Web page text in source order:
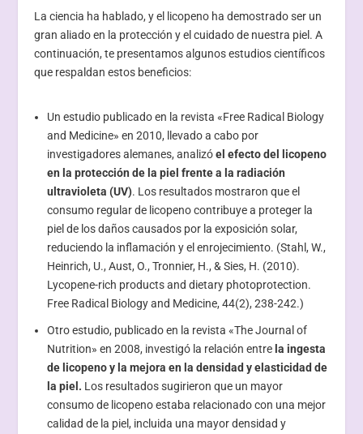
La ciencia ha hablado, y el licopeno ha demostrado ser un
gran aliado en la protección y el cuidado de nuestra piel. A
continuación, te presentamos algunos estudios científicos
que respaldan estos beneficios:
Un estudio publicado en la revista «Free Radical Biology
and Medicine» en 2010, llevado a cabo por
investigadores alemanes, analizóel efecto del licopeno
en la protección de la piel frente a la radiación
ultravioleta (UV). Los resultados mostraron que el
consumo regular de licopeno contribuye a proteger la
piel de los daños causados por la exposición solar,
reduciendo la inflamación y el enrojecimiento. (Stahl, W.,
Heinrich, U., Aust, O., Tronnier, H., & Sies, H. (2010).
Lycopene-rich products and dietary photoprotection.
Free Radical Biology and Medicine, 44(2), 238-242.)
Otro estudio, publicado en la revista «The Journal of
Nutrition» en 2008, investigó la relación entre la ingesta
de licopeno y la mejora en la densidad y elasticidad de
la piel. Los resultados sugirieron que un mayor
consumo de licopeno estaba relacionado con una mejor
calidad de la piel, incluida una mayor densidad y